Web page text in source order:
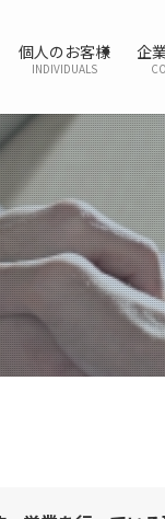
個人のお客様
INDIVIDUALS
企